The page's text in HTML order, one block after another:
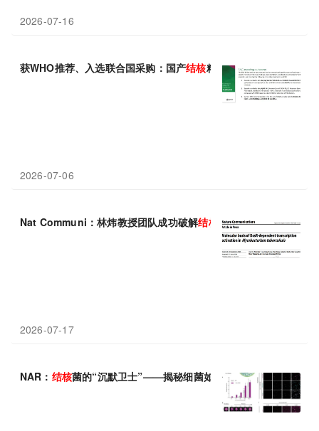
2026-07-16
获WHO推荐、入选联合国采购：国产结核精准检测试剂正改变什
2026-07-06
Nat Communi：林炜教授团队成功破解结核 分枝杆菌休眠代谢调
2026-07-17
NAR： 结核菌的“沉默卫士”——揭秘细菌如何用“分子胶水”屏蔽外